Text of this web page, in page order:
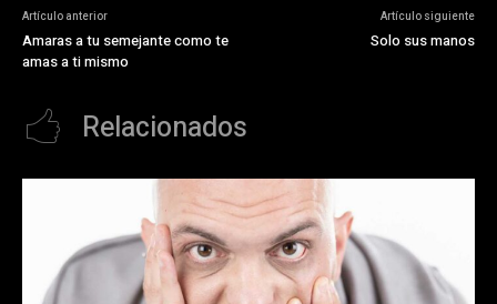
Artículo anterior
Amaras a tu semejante como te
amas a ti mismo
Artículo siguiente
Solo sus manos
Relacionados